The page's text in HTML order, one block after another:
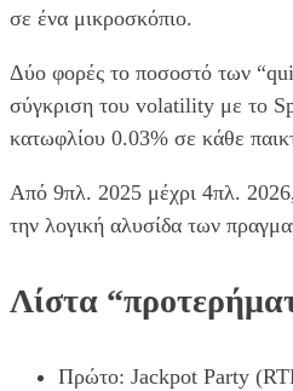
σε ένα μικροσκόπιο.
Δύο φορές το ποσοστό των
σύγκριση του volatility με το
κατωφλίου 0.03% σε κάθε
Από 9πλ. 2025 μέχρι 4πλ.
την λογική αλυσίδα των
Λίστα
Πρώτο: Jackpot Party